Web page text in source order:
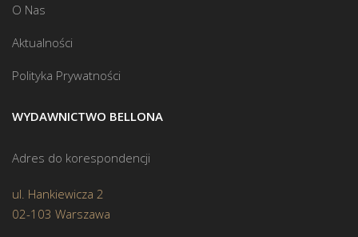
O Nas
Aktualności
Polityka Prywatności
WYDAWNICTWO BELLONA
Adres do korespondencji
ul. Hankiewicza 2
02-103 Warszawa